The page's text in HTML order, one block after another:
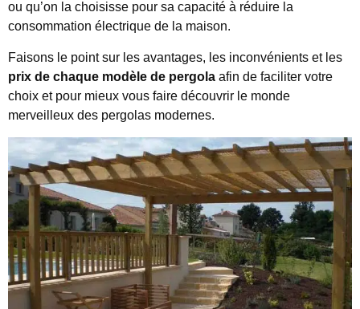
ou qu’on la choisisse pour sa capacité à réduire la
consommation électrique de la maison.
Faisons le point sur les avantages, les inconvénients et les
prix de chaque modèle de pergola afin de faciliter votre
choix et pour mieux vous faire découvrir le monde
merveilleux des pergolas modernes.